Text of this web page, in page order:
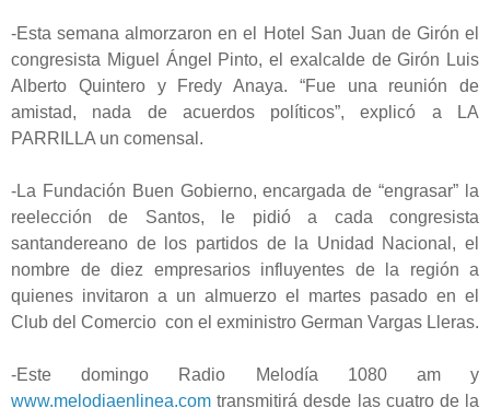
-Esta semana almorzaron en el Hotel San Juan de Girón el
congresista Miguel Ángel Pinto, el exalcalde de Girón Luis
Alberto Quintero y Fredy Anaya. “Fue una reunión de
amistad, nada de acuerdos políticos”, explicó a LA
PARRILLA un comensal.
-La Fundación Buen Gobierno, encargada de “engrasar” la
reelección de Santos, le pidió a cada congresista
santandereano de los partidos de la Unidad Nacional, el
nombre de diez empresarios influyentes de la región a
quienes invitaron a un almuerzo el martes pasado en el
Club del Comercio con el exministro German Vargas Lleras.
-Este domingo Radio Melodía 1080 am y
www.melodiaenlinea.com transmitirá desde las cuatro de la